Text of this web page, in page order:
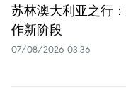
苏林澳大利亚之行
作新阶段
07/08/2026 03:36